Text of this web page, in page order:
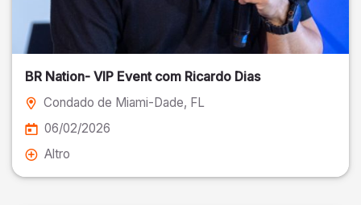
BR Nation- VIP Event com Ricardo Dias
Condado de Miami-Dade, FL
06/02/2026
Altro